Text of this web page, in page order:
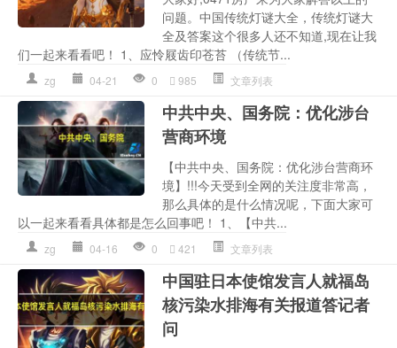
问题。中国传统灯谜大全，传统灯谜大
全及答案这个很多人还不知道,现在让我
们一起来看看吧！ 1、应怜屐齿印苍苔 （传统节...
zg 04-21 0 985 文章列表
中共中央、国务院：优化涉台
营商环境
【中共中央、国务院：优化涉台营商环
境】!!!今天受到全网的关注度非常高，
那么具体的是什么情况呢，下面大家可
以一起来看看具体都是怎么回事吧！ 1、【中共...
zg 04-16 0 421 文章列表
中国驻日本使馆发言人就福岛
核污染水排海有关报道答记者
问